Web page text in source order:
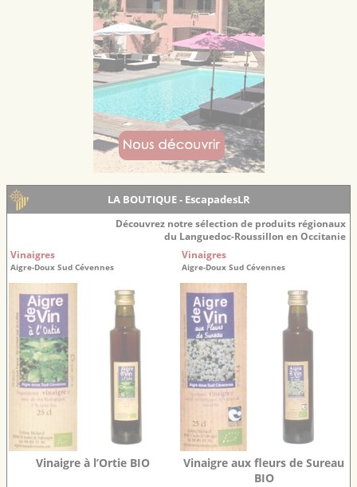
LA BOUTIQUE - EscapadesLR
Découvrez notre sélection de produits régionaux
du Languedoc-Roussillon en Occitanie
Vinaigres
Aigre-Doux Sud Cévennes
Vinaigre à l’Ortie BIO
Vinaigres
Aigre-Doux Sud Cévennes
Vinaigre aux fleurs de Sureau
BIO